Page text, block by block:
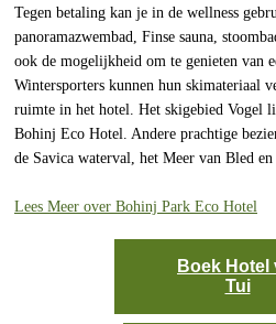
Tegen betaling kan je in de wellness
panoramazwembad, Finse sauna,
ook de mogelijkheid om te genieten van
Wintersporters kunnen hun skimateriaal
ruimte in het hotel. Het skigebied Vogel
Bohinj Eco Hotel. Andere prachtige
de Savica waterval, het Meer van Bled
Lees Meer over Bohinj Park Eco Hotel
Boek Hotel
Tui